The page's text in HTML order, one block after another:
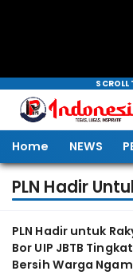
SCROLL
Home NEWS
PLN Hadir
PLN Hadir untuk
Bor UIP JBTB
Bersih Warga